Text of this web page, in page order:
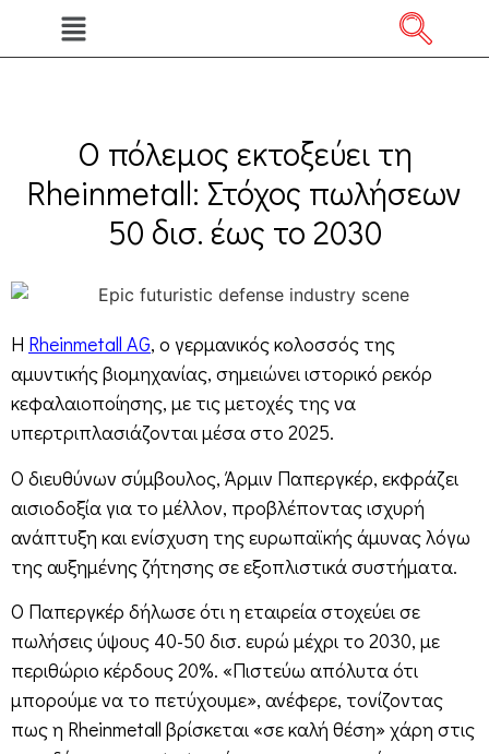
Ο πόλεμος εκτοξεύει τη
Rheinmetall: Στόχος πωλήσεων
50 δισ. έως το 2030
Η Rheinmetall AG, ο γερμανικός κολοσσός της
αμυντικής βιομηχανίας, σημειώνει ιστορικό ρεκόρ
κεφαλαιοποίησης, με τις μετοχές της να
υπερτριπλασιάζονται μέσα στο 2025.
Ο διευθύνων σύμβουλος, Άρμιν Παπεργκέρ, εκφράζει
αισιοδοξία για το μέλλον, προβλέποντας ισχυρή
ανάπτυξη και ενίσχυση της ευρωπαϊκής άμυνας λόγω
της αυξημένης ζήτησης σε εξοπλιστικά συστήματα.
Ο Παπεργκέρ δήλωσε ότι η εταιρεία στοχεύει σε
πωλήσεις ύψους 40-50 δισ. ευρώ μέχρι το 2030, με
περιθώριο κέρδους 20%. «Πιστεύω απόλυτα ότι
μπορούμε να το πετύχουμε», ανέφερε, τονίζοντας
πως η Rheinmetall βρίσκεται «σε καλή θέση» χάρη στις